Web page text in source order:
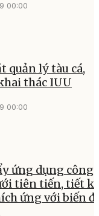
00:00
quản lý tàu cá,
thác IUU
00:00
ứng dụng công
tiên tiến, tiết
ứng với biến